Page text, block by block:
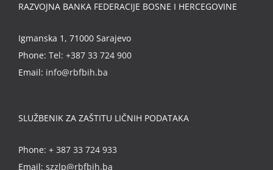
RAZVOJNA BANKA FEDERACIJE BOSNE I HERCEGOVINE
Igmanska 1, 71000 Sarajevo
Phone: Tel: +387 33 724 900
Email: info@rbfbih.ba
SLUŽBENIK ZA ZAŠTITU LIČNIH PODATAKA
Phone: + 387 33 724 933
Email: szzlp@rbfbih.ba